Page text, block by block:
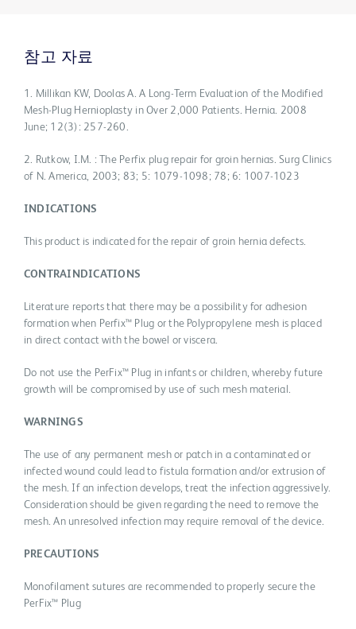
참고 자료
1. Millikan KW, Doolas A. A Long-Term Evaluation of the Modified
Mesh-Plug Hernioplasty in Over 2,000 Patients. Hernia. 2008
June; 12(3): 257-260.
2. Rutkow, I.M. : The Perfix plug repair for groin hernias. Surg Clinics
of N. America, 2003; 83; 5: 1079-1098; 78; 6: 1007-1023
INDICATIONS
This product is indicated for the repair of groin hernia defects.
CONTRAINDICATIONS
Literature reports that there may be a possibility for adhesion
formation when Perfix™ Plug or the Polypropylene mesh is placed
in direct contact with the bowel or viscera.
Do not use the PerFix™ Plug in infants or children, whereby future
growth will be compromised by use of such mesh material.
WARNINGS
The use of any permanent mesh or patch in a contaminated or
infected wound could lead to fistula formation and/or extrusion of
the mesh. If an infection develops, treat the infection aggressively.
Consideration should be given regarding the need to remove the
mesh. An unresolved infection may require removal of the device.
PRECAUTIONS
Monofilament sutures are recommended to properly secure the
PerFix™ Plug